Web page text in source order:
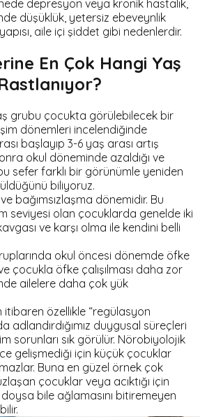
depresyon veya kronik hastalık,
düşüklük, yetersiz ebeveynlik
aile içi şiddet gibi nedenlerdir.
En Çok Hangi Yaş
grubu çocukta görülebilecek bir
dönemleri incelendiğinde
başlayıp 3-6 yaş arası artış
okul döneminde azaldığı ve
sefer farklı bir görünümle yeniden
biliyoruz.
bağımsızlaşma dönemidir. Bu
seviyesi olan çocuklarda genelde iki
ve karşı olma ile kendini belli
okul öncesi dönemde öfke
çocukla öfke çalışılması daha zor
ailelere daha çok yük
itibaren özellikle “regülasyon
adlandırdığımız duygusal süreçleri
sorunları sık görülür. Nörobiyolojik
gelişmediği için küçük çocuklar
Buna en güzel örnek çok
çocuklar veya acıktığı için
bile ağlamasını bitiremeyen